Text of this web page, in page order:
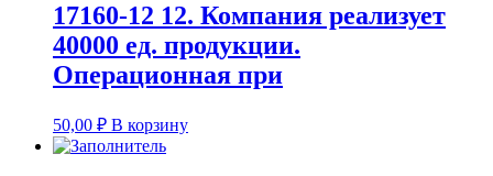
17160-12 12. Компания реализует
40000 ед. продукции.
Операционная при
50,00 ₽ В корзину